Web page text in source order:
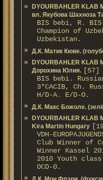
DYOURBAHLER KLAB
вл. Якубова Шахноза
BIS bebi, R.
Champion of
Uzbekistan.
Д.К. Матик Кюве.
DYOURBAHLER KLAB
Дорохина Юлия. [57]
BIS bebi.
3*САСIB, Ch.
Н/D-A. E/D-O.
Д.К. Макс Божоле.
DYOURBAHLER KLAB
Kira Martin Hungary
VDH-
Club Winner of
Winner Kassel
2010 Youth
OCD-0.